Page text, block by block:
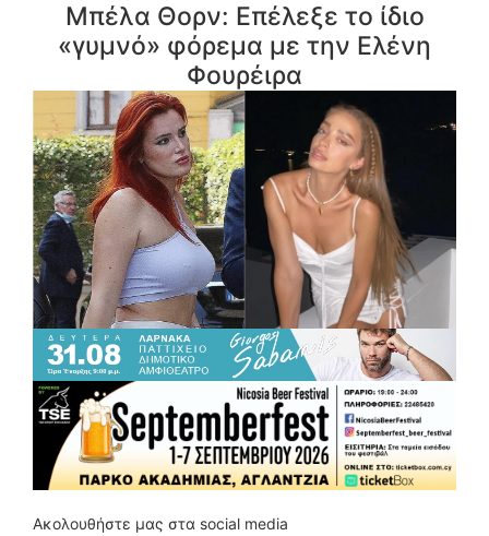
Μπέλα Θορν: Επέλεξε το ίδιο
«γυμνό» φόρεμα με την Ελένη
Φουρέιρα
Ακολουθήστε μας στα social media